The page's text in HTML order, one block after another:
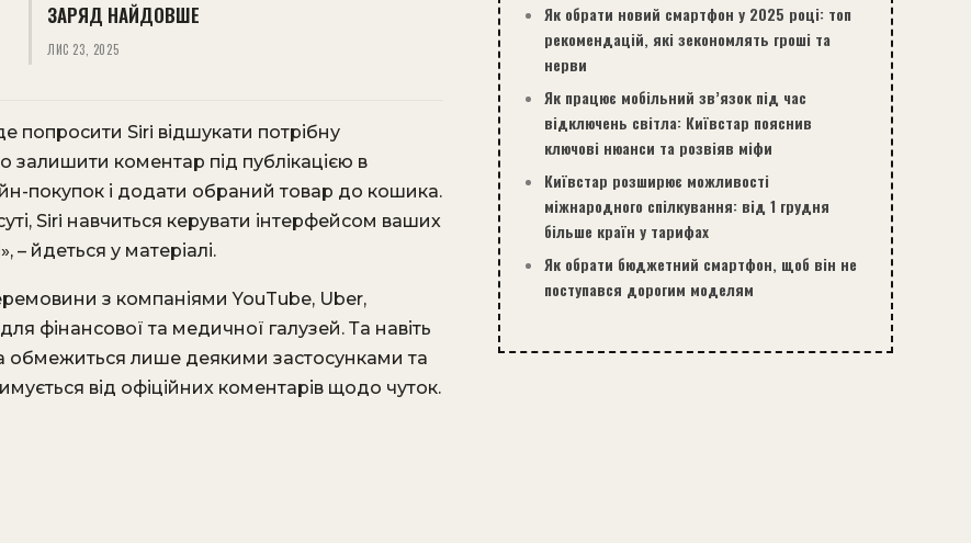
ЗАРЯД НАЙДОВШЕ
ЛИС 23, 2025
Siri відшукати потрібну
залишити коментар під публікацією в
покупок і додати обраний товар до кошика.
Siri навчиться керувати інтерфейсом ваших
– йдеться у матеріалі.
з компаніями YouTube, Uber,
фінансової та медичної галузей. Та навіть
обмежиться лише деякими застосунками та
від офіційних коментарів щодо чуток.
Як обрати новий смартфон у 2025 році: топ
рекомендацій, які зекономлять гроші та
нерви
Як працює мобільний зв’язок під час
відключень світла: Київстар пояснив
ключові нюанси та розвіяв міфи
Київстар розширює можливості
міжнародного спілкування: від 1 грудня
більше країн у тарифах
Як обрати бюджетний смартфон, щоб він не
поступався дорогим моделям